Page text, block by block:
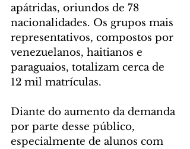
apátridas, oriundos de 78
nacionalidades. Os grupos mais
representativos, compostos por
venezuelanos, haitianos e
paraguaios, totalizam cerca de
12 mil matrículas.
Diante do aumento da demanda
por parte desse público,
especialmente de alunos com